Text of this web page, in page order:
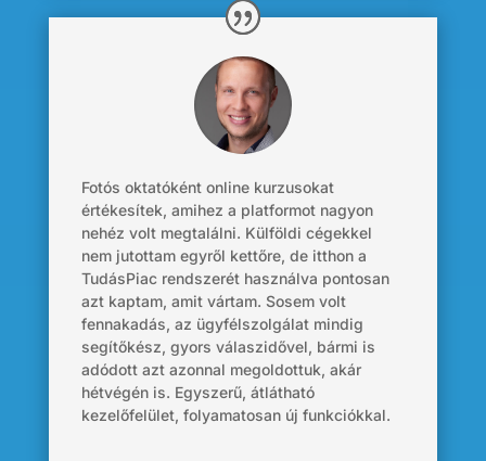
Fotós oktatóként online kurzusokat
értékesítek, amihez a platformot nagyon
nehéz volt megtalálni. Külföldi cégekkel
nem jutottam egyről kettőre, de itthon a
TudásPiac rendszerét használva pontosan
azt kaptam, amit vártam. Sosem volt
fennakadás, az ügyfélszolgálat mindig
segítőkész, gyors válaszidővel, bármi is
adódott azt azonnal megoldottuk, akár
hétvégén is. Egyszerű, átlátható
kezelőfelület, folyamatosan új funkciókkal.